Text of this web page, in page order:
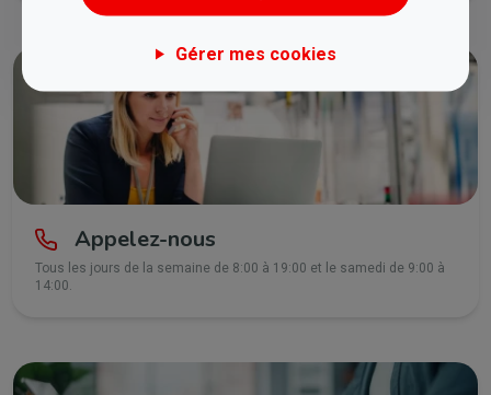
Appelez-nous
Tous les jours de la semaine de 8:00 à 19:00 et le samedi de 9:00 à
14:00.
Gérer mes cookies